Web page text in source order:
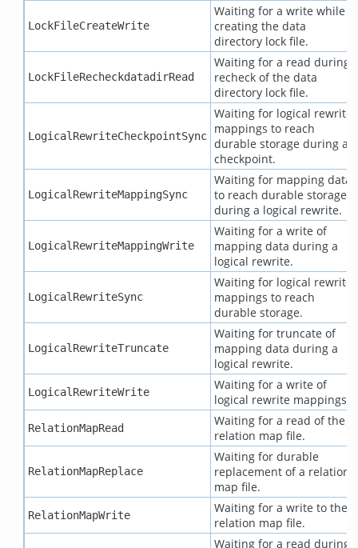
LockFileCreateWrite
Waiting for a write while
creating the data
directory lock file.
LockFileRecheckdatadirRead
Waiting for a read during
recheck of the data
directory lock file.
LogicalRewriteCheckpointSync
Waiting for logical rewrite
mappings to reach
durable storage during a
checkpoint.
LogicalRewriteMappingSync
Waiting for mapping data
to reach durable storage
during a logical rewrite.
LogicalRewriteMappingWrite
Waiting for a write of
mapping data during a
logical rewrite.
LogicalRewriteSync
Waiting for logical rewrite
mappings to reach
durable storage.
LogicalRewriteTruncate
Waiting for truncate of
mapping data during a
logical rewrite.
LogicalRewriteWrite
Waiting for a write of
logical rewrite mappings.
RelationMapRead
Waiting for a read of the
relation map file.
RelationMapReplace
Waiting for durable
replacement of a relation
map file.
RelationMapWrite
Waiting for a write to the
relation map file.
Waiting for a read during